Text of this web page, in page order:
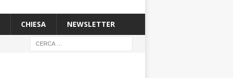
CHIESA NEWSLETTER